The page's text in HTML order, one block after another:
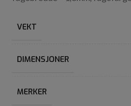
VEKT
DIMENSJONER
MERKER